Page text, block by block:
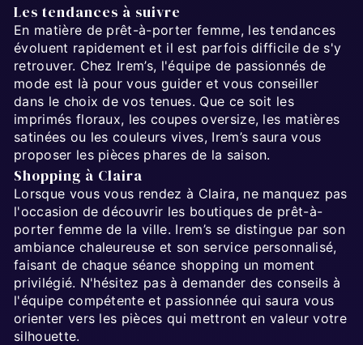
Les tendances à suivre
En matière de prêt-à-porter femme, les tendances
évoluent rapidement et il est parfois difficile de s'y
retrouver. Chez Irem’s, l'équipe de passionnés de
mode est là pour vous guider et vous conseiller
dans le choix de vos tenues. Que ce soit les
imprimés floraux, les coupes oversize, les matières
satinées ou les couleurs vives, Irem’s saura vous
proposer les pièces phares de la saison.
Shopping à Claira
Lorsque vous vous rendez à Claira, ne manquez pas
l'occasion de découvrir les boutiques de prêt-à-
porter femme de la ville. Irem’s se distingue par son
ambiance chaleureuse et son service personnalisé,
faisant de chaque séance shopping un moment
privilégié. N'hésitez pas à demander des conseils à
l'équipe compétente et passionnée qui saura vous
orienter vers les pièces qui mettront en valeur votre
silhouette.